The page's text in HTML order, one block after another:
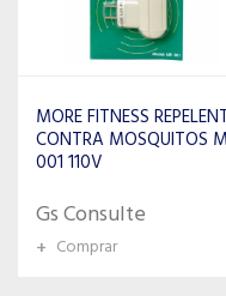
MORE FITNESS LAERDAL
STIFNECK REG ORG
+ Comprar